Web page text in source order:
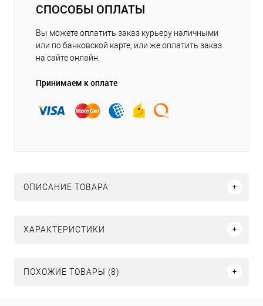
СПОСОБЫ ОПЛАТЫ
Вы можете оплатить заказ курьеру наличными
или по банковской карте, или же оплатить заказ
на сайте онлайн.
Принимаем к оплате
ОПИСАНИЕ ТОВАРА
ХАРАКТЕРИСТИКИ
ПОХОЖИЕ ТОВАРЫ (8)